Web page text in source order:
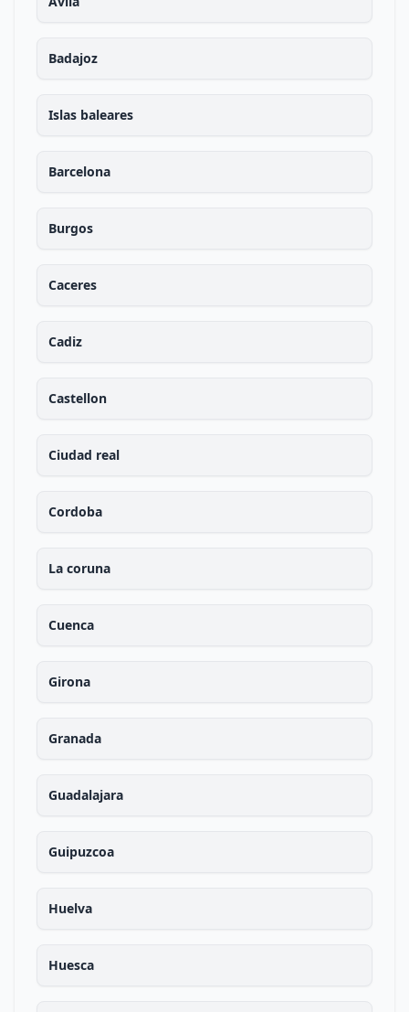
Badajoz
Islas baleares
Barcelona
Burgos
Caceres
Cadiz
Castellon
Ciudad real
Cordoba
La coruna
Cuenca
Girona
Granada
Guadalajara
Guipuzcoa
Huelva
Huesca